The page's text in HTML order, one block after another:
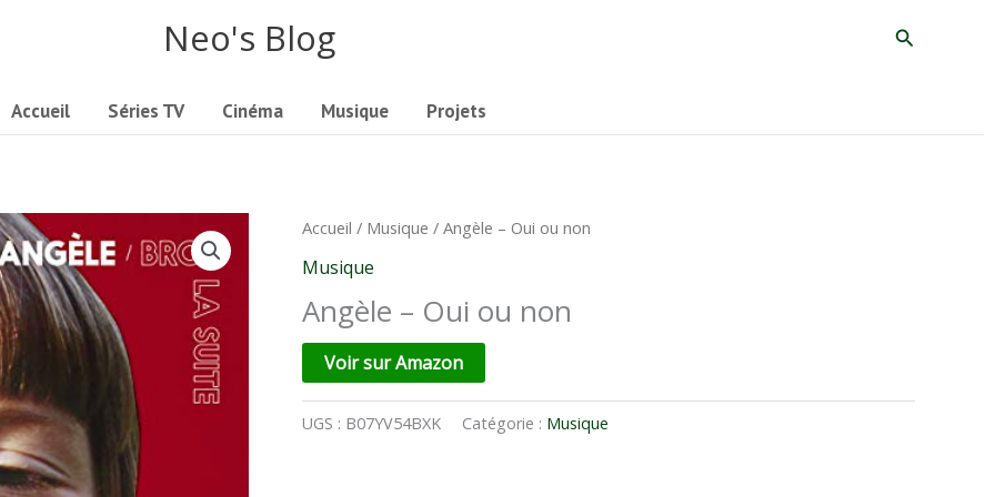
Neo's Blog
Accueil Séries TV Cinéma Musique Projets
Accueil / Musique / Angèle – Oui ou non
Musique
Angèle – Oui ou non
Voir sur Amazon
UGS : B07YV54BXK Catégorie : Musique